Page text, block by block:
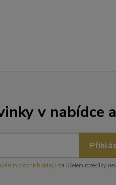
v nabídce
osobních údajůza účelem rozesílky